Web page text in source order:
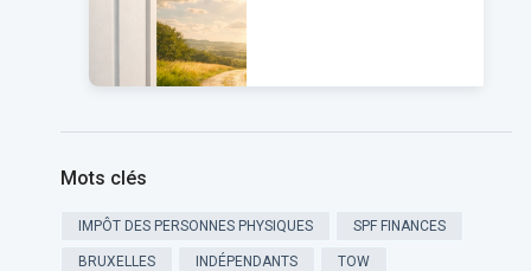
Mots clés
IMPÔT DES PERSONNES PHYSIQUES SPF FINANCES
BRUXELLES INDÉPENDANTS TOW